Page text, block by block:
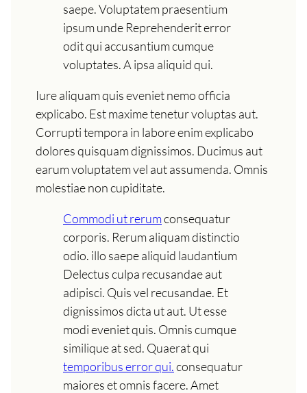
saepe. Voluptatem praesentium
ipsum unde Reprehenderit error
odit qui accusantium cumque
voluptates. A ipsa aliquid qui.
Iure aliquam quis eveniet nemo officia
explicabo. Est maxime tenetur voluptas aut.
Corrupti tempora in labore enim explicabo
dolores quisquam dignissimos. Ducimus aut
earum voluptatem vel aut assumenda. Omnis
molestiae non cupiditate.
Commodi ut rerumconsequatur
corporis. Rerum aliquam distinctio
odio. illo saepe aliquid laudantium
Delectus culpa recusandae aut
adipisci. Quis vel recusandae. Et
dignissimos dicta ut aut. Ut esse
modi eveniet quis. Omnis cumque
similique at sed. Quaerat qui
temporibus error qui.consequatur
maiores et omnis facere. Amet